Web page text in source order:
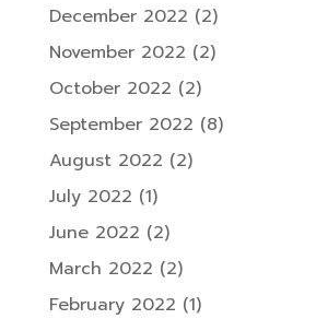
December 2022 (2)
November 2022 (2)
October 2022 (2)
September 2022 (8)
August 2022 (2)
July 2022 (1)
June 2022 (2)
March 2022 (2)
February 2022 (1)